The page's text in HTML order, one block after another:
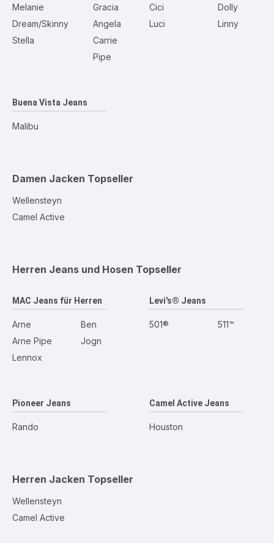
Melanie
Dream/Skinny
Stella
Gracia
Angela
Carrie
Pipe
Cici
Luci
Dolly
Linny
Buena Vista Jeans
Malibu
Damen Jacken Topseller
Wellensteyn
Camel Active
Herren Jeans und Hosen Topseller
MAC Jeans für Herren
Arne
Arne Pipe
Lennox
Ben
Jogn
Levi's® Jeans
501® 511™
Pioneer Jeans
Rando
Camel Active Jeans
Houston
Herren Jacken Topseller
Wellensteyn
Camel Active